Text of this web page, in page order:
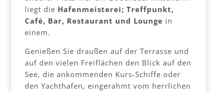
liegt die Hafenmeisterei; Treffpunkt,
Café, Bar, Restaurant und Lounge in
einem.
Genießen Sie draußen auf der Terrasse und
auf den vielen Freiflächen den Blick auf den
See, die ankommenden Kurs-Schiffe oder
den Yachthafen, eingerahmt vom herrlichen